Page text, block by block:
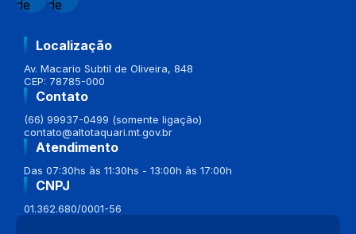
Localização
Av. Macario Subtil de Oliveira, 848
CEP: 78785-000
Contato
(66) 99937-0499 (somente ligação)
contato@altotaquari.mt.gov.br
Atendimento
Das 07:30hs às 11:30hs - 13:00h às 17:00h
CNPJ
01.362.680/0001-56